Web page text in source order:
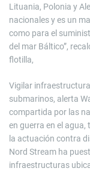
Lituania, Polonia y
nacionales y es un
como para el
del mar Báltico”,
flotilla,
Vigilar
submarinos, alerta
compartida por las
en guerra en el
la actuación contra
Nord Stream ha
infraestructuras